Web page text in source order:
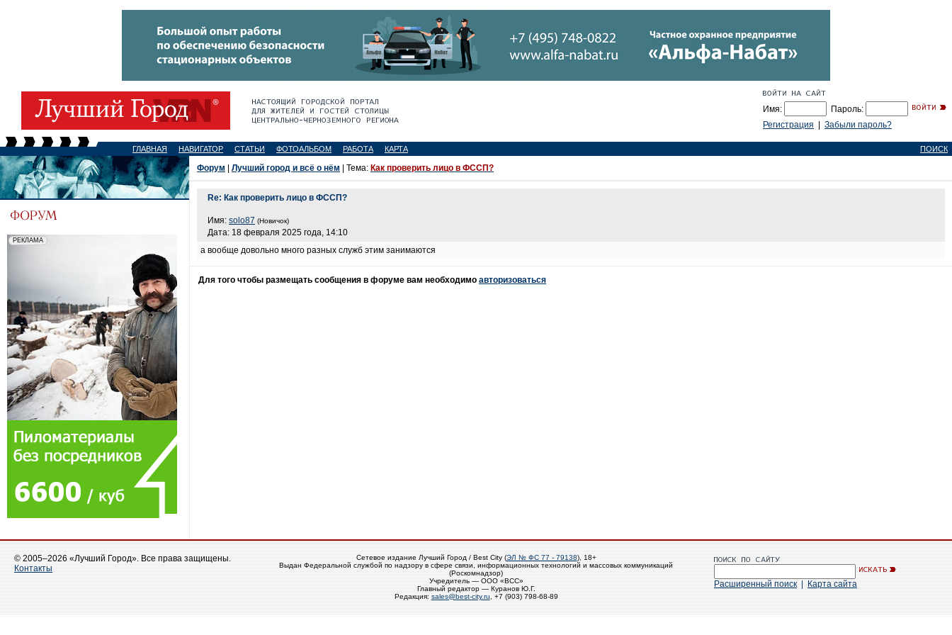
Имя:
Пароль:
Регистрация
Забыли пароль?
ГЛАВНАЯ НАВИГАТОР СТАТЬИ ФОТОАЛЬБОМ РАБОТА КАРТА ПОИСК
Форум Лучший город и всё о нём | Тема: Как проверить лицо в ФССП?
Re: Как проверить лицо в ФССП?
Имя: solo87 (Новичок)
Дата: 18 февраля 2025 года, 14:10
а вообще довольно много разных служб этим занимаются
Для того чтобы размещать сообщения в форуме вам необходимо авторизоваться
© 2005–2026 «Лучший Город». Все права защищены.
Контакты
Сетевое издание Лучший Город / Best City (ЭЛ № ФС 77 - 79138), 18+
Выдан Федеральной службой по надзору в сфере связи, информационных технологий и массовых коммуникаций
(Роскомнадзор)
Учредитель — ООО «ВСС»
Главный редактор — Куранов Ю.Г.
Редакция: sales@best-city.ru , +7 (903) 798-68-89
Расширенный поиск Карта сайта